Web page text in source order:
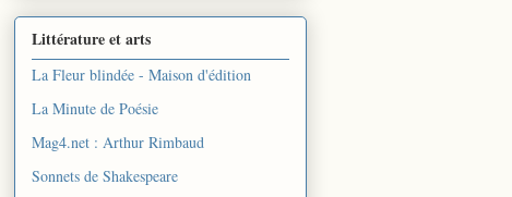
Littérature et arts
La Fleur blindée - Maison d'édition
La Minute de Poésie
Mag4.net : Arthur Rimbaud
Sonnets de Shakespeare